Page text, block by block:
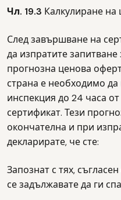
Чл. 19.3 Калкулиране на
След завършване на
да изпратите
прогнозна ценова
страна е необходимо да
инспекция до 24 часа
сертификат. Тези
окончателна и при
декларирате, че сте:
Запознат с тях,
се задължавате да ги